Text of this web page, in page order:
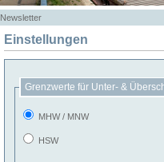
Newsletter
Einstellungen
Grenzwerte für Unter- &
MHW / MNW
HSW